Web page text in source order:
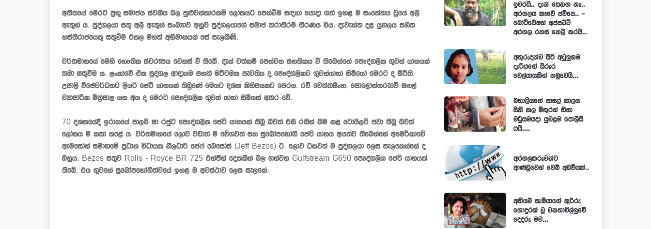
අතීතයේ මෙරට ප්‍රභූ සමාජය ස්වකීය බල පුළුවන්කාරකම් ලෝකයට පෙන්වීම සඳහා යොදා ගත් ඉහළ ම සංකේතය වූයේ අලි
ඇතුන් ය. පුද්ගලයා සතු අලි ඇතුන් සංඛ්‍යාව අනුව පුද්ගලයාගේ සමාජ තරාතිරම තීරණය විය. දැවැන්ත දළ යුගලය සහිත
හස්තිරාජයෙකු සතුවීම එකල මහත් අභිමානයක් සේ සැලකිණි.
වර්තමානයේ මෙහි භෞතික ස්වරූපය වෙනස් වී තිබේ. දැන් වත්කම් පෙන්වන සහතිකය වී තිබෙන්නේ පෞද්ගලික ගුවන් යානයක්
තමා සතුවීම ය. ලංකාවේ ඒක පුද්ගල ආදායම පහත් මට්ටමක පැවතිය ද පෞද්ගලිකව ගුවන්යානා හිමියෝ මෙරට ද සිටිති.
උපාලි විජේවර්ධනට ලියර් ජෙට් යානයක් තිබුණේ මෙයට දශක කිහිපයකට පෙරය. රවී වෙත්තසිංහ, පොළොන්නරුවේ සහල්
ව්‍යාපාරික මිත්‍රපාල යන අය ද මෙරට පෞද්ගලික ගුවන් යානා හිමියන් අතර වේ.
70 දශකයේදී ඉරානයේ පාලවි ෂා රජුට පෞද්ගලික ජෙට් යානයක් තිබූ බවත් එහි රනින් නිම කළ ටොයිලට් පවා තිබූ බවත්
ලෝකය ම කතා කළේ ය. වර්තමානයේ ලොව වඩාත් ම වේගවත් සහ සුඛෝපභෝගී ජෙට් යානය අයත්ව තිබෙන්නේ අමෙරිකාවේ
ඇමසෝන් සමාගමේ ප්‍රධාන විධායක නිලධාරී ජෙෆ් බෙසෝස් (Jeff Bezos) ට. ලොව ධනවත් ම පුද්ගලයා ලෙස සැලකෙන්නේ ද
ඔහුය. Bezos සතුව Rolls - Royce BR 725 එන්ජින් දෙකකින් බල ගන්වන Gulfstream G650 පෞද්ගලික ජෙට් යානයක්
තිබේ. එය ගුවනේ සුඛෝපභෝගීත්වයේ ඉහළ ම අවස්ථාව ලෙස සැලකේ.
ඉවරයි.. දැන් සෙනග නෑ..
අරගලය කෑවේ ජවිපෙ.. -
මෝටිවේෂන් අප්පච්චි
අරගල රහස් හෙලි කරයි…
අතුරුදන්ව සිටි අටුලුගම
දැරියගේ සිරුර
වෙල්යායකින් හමුවෙයි...
මනාලියගේ පාසල් කාලය
සිහි කල මිතුරන් නිසා
මධුසමයදා යුවළම පොලිසි
යයි....
අරගලකරුවන්ට
ආණ්ඩුවෙන් වෙබ් අඩවියක්..
අනියම් සැමියාගේ කුරිරු
ගොදුරක් වූ වනතාවිල්ලුවේ
දෙදරු මව...